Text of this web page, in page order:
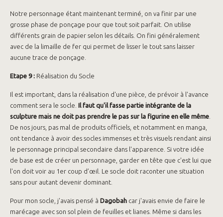
Notre personnage étant maintenant terminé, on va finir par une
grosse phase de ponçage pour que tout soit parfait. On utilise
différents grain de papier selon les détails. On fini généralement
avec de la limaille de fer qui permet de lisser le tout sans laisser
aucune trace de ponçage.
Etape 9 : Réalisation du Socle
Il est important, dans la réalisation d'une pièce, de prévoir à l'avance
comment sera le socle. Il faut qu'il fasse partie intégrante de la
sculpture mais ne doit pas prendre le pas sur la figurine en elle même
De nos jours, pas mal de produits officiels, et notamment en manga,
ont tendance à avoir des socles immenses et très visuels rendant ainsi
le personnage principal secondaire dans l'apparence. Si votre idée
de base est de créer un personnage, garder en tête que c'est lui que
l'on doit voir au 1er coup d’œil. Le socle doit raconter une situation
sans pour autant devenir dominant.
Pour mon socle, j'avais pensé à Dagobah car j'avais envie de faire le
marécage avec son sol plein de feuilles et lianes. Même si dans les